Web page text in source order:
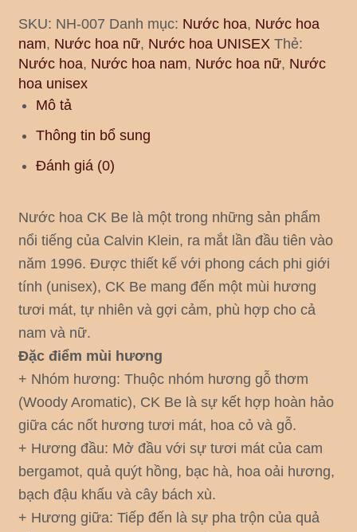
SKU: NH-007 Danh mục: Nước hoa, Nước hoa
nam, Nước hoa nữ, Nước hoa UNISEX Thẻ:
Nước hoa, Nước hoa nam, Nước hoa nữ, Nước
hoa unisex
Mô tả
Thông tin bổ sung
Đánh giá (0)
Nước hoa CK Be là một trong những sản phẩm
nổi tiếng của Calvin Klein, ra mắt lần đầu tiên vào
năm 1996. Được thiết kế với phong cách phi giới
tính (unisex), CK Be mang đến một mùi hương
tươi mát, tự nhiên và gợi cảm, phù hợp cho cả
nam và nữ.
Đặc điểm mùi hương
+ Nhóm hương: Thuộc nhóm hương gỗ thơm
(Woody Aromatic), CK Be là sự kết hợp hoàn hảo
giữa các nốt hương tươi mát, hoa cỏ và gỗ.
+ Hương đầu: Mở đầu với sự tươi mát của cam
bergamot, quả quýt hồng, bạc hà, hoa oải hương,
bạch đậu khấu và cây bách xù.
+ Hương giữa: Tiếp đến là sự pha trộn của quả